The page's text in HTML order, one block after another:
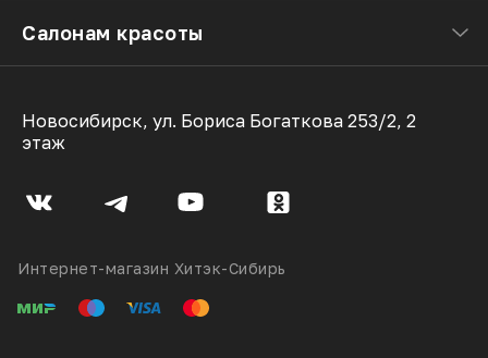
Салонам красоты
Новосибирск, ул. Бориса Богаткова 253/2, 2
этаж
Интернет-магазин Хитэк-Сибирь